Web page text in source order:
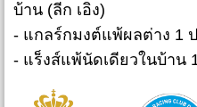
บ้าน (ลีก เอิง)
- แกลร์กมงต์แพ้ผลต่าง 1
- แร็งส์แพ้นัดเดียวในบ้าน